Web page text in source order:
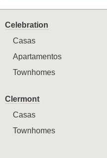
Celebration
Casas
Apartamentos
Townhomes
Clermont
Casas
Townhomes